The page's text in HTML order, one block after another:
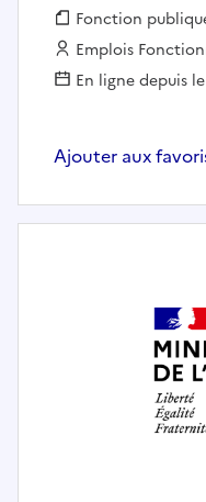
Fonction
Fonction
Employeur :
Emplois
En ligne depuis
Ajouter aux